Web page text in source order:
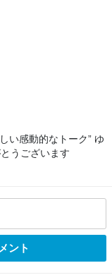
い感動的なトーク” ゆ
うございます
ント